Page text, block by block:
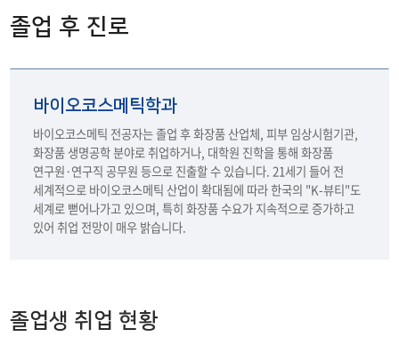
교수소개
학과행사
졸업 후 진로
바이오코스메틱학과
바이오코스메틱 전공자는 졸업 후 화장품 산업체, 피부 임상시험기관,
화장품 생명공학 분야로 취업하거나, 대학원 진학을 통해 화장품
연구원·연구직 공무원 등으로 진출할 수 있습니다. 21세기 들어 전
세계적으로 바이오코스메틱 산업이 확대됨에 따라 한국의 "K-뷰티"도
세계로 뻗어나가고 있으며, 특히 화장품 수요가 지속적으로 증가하고
있어 취업 전망이 매우 밝습니다.
졸업생 취업 현황